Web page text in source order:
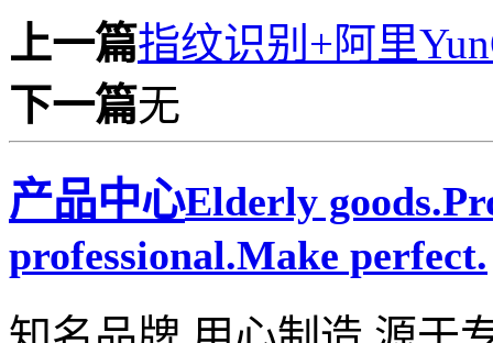
上一篇指纹识别+阿里
下一篇无
产品中心Elderly
professional.Make perfect.